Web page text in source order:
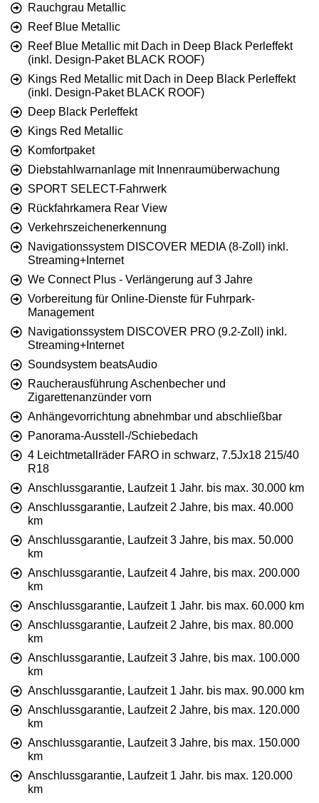
Rauchgrau Metallic
Reef Blue Metallic
Reef Blue Metallic mit Dach in Deep Black Perleffekt
(inkl. Design-Paket BLACK ROOF)
Kings Red Metallic mit Dach in Deep Black Perleffekt
(inkl. Design-Paket BLACK ROOF)
Deep Black Perleffekt
Kings Red Metallic
Komfortpaket
Diebstahlwarnanlage mit Innenraumüberwachung
SPORT SELECT-Fahrwerk
Rückfahrkamera Rear View
Verkehrszeichenerkennung
Navigationssystem DISCOVER MEDIA (8-Zoll) inkl.
Streaming+Internet
We Connect Plus - Verlängerung auf 3 Jahre
Vorbereitung für Online-Dienste für Fuhrpark-
Management
Navigationssystem DISCOVER PRO (9.2-Zoll) inkl.
Streaming+Internet
Soundsystem beatsAudio
Raucherausführung Aschenbecher und
Zigarettenanzünder vorn
Anhängevorrichtung abnehmbar und abschließbar
Panorama-Ausstell-/Schiebedach
4 Leichtmetallräder FARO in schwarz, 7.5Jx18 215/40
R18
Anschlussgarantie, Laufzeit 1 Jahr. bis max. 30.000 km
Anschlussgarantie, Laufzeit 2 Jahre, bis max. 40.000
km
Anschlussgarantie, Laufzeit 3 Jahre, bis max. 50.000
km
Anschlussgarantie, Laufzeit 4 Jahre, bis max. 200.000
km
Anschlussgarantie, Laufzeit 1 Jahr. bis max. 60.000 km
Anschlussgarantie, Laufzeit 2 Jahre, bis max. 80.000
km
Anschlussgarantie, Laufzeit 3 Jahre, bis max. 100.000
km
Anschlussgarantie, Laufzeit 1 Jahr. bis max. 90.000 km
Anschlussgarantie, Laufzeit 2 Jahre, bis max. 120.000
km
Anschlussgarantie, Laufzeit 3 Jahre, bis max. 150.000
km
Anschlussgarantie, Laufzeit 1 Jahr. bis max. 120.000
km